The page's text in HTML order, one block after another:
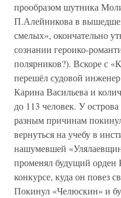
прообразом шутника
П.Алейникова в
смелых», окончательно
сознании героико-
полярников?). Вскоре с
перешёл судовой
Карина Васильева и
до 113 человек. У
разным причинам
вернуться на учебу в
нашумевшей
променял будущий орден
конкурсе, куда он повез
Покинул «Челюскин» и